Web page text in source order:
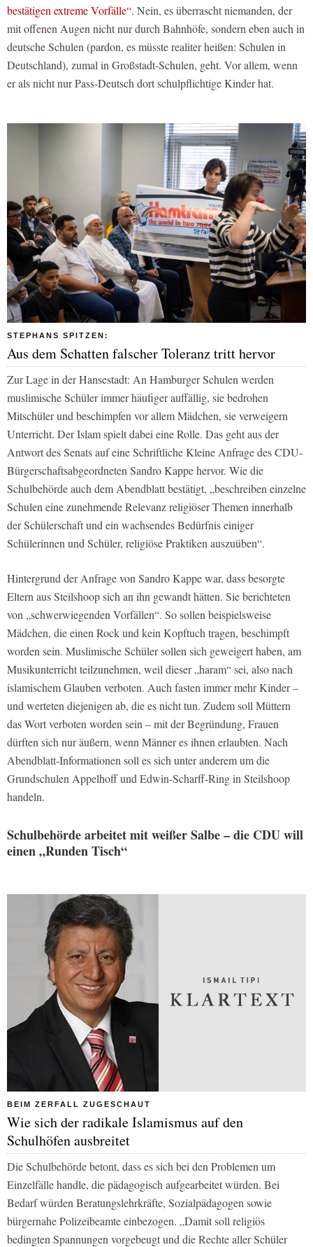
bestätigen extreme Vorfälle“. Nein, es überrascht niemanden, der
mit offenen Augen nicht nur durch Bahnhöfe, sondern eben auch in
deutsche Schulen (pardon, es müsste realiter heißen: Schulen in
Deutschland), zumal in Großstadt-Schulen, geht. Vor allem, wenn
er als nicht nur Pass-Deutsch dort schulpflichtige Kinder hat.
STEPHANS SPITZEN:
Aus dem Schatten falscher Toleranz tritt hervor
Zur Lage in der Hansestadt: An Hamburger Schulen werden
muslimische Schüler immer häufiger auffällig, sie bedrohen
Mitschüler und beschimpfen vor allem Mädchen, sie verweigern
Unterricht. Der Islam spielt dabei eine Rolle. Das geht aus der
Antwort des Senats auf eine Schriftliche Kleine Anfrage des CDU-
Bürgerschaftsabgeordneten Sandro Kappe hervor. Wie die
Schulbehörde auch dem Abendblatt bestätigt, „beschreiben einzelne
Schulen eine zunehmende Relevanz religiöser Themen innerhalb
der Schülerschaft und ein wachsendes Bedürfnis einiger
Schülerinnen und Schüler, religiöse Praktiken auszuüben“.
Hintergrund der Anfrage von Sandro Kappe war, dass besorgte
Eltern aus Steilshoop sich an ihn gewandt hätten. Sie berichteten
von „schwerwiegenden Vorfällen“. So sollen beispielsweise
Mädchen, die einen Rock und kein Kopftuch tragen, beschimpft
worden sein. Muslimische Schüler sollen sich geweigert haben, am
Musikunterricht teilzunehmen, weil dieser „haram“ sei, also nach
islamischem Glauben verboten. Auch fasten immer mehr Kinder –
und werteten diejenigen ab, die es nicht tun. Zudem soll Müttern
das Wort verboten worden sein – mit der Begründung, Frauen
dürften sich nur äußern, wenn Männer es ihnen erlaubten. Nach
Abendblatt-Informationen soll es sich unter anderem um die
Grundschulen Appelhoff und Edwin-Scharff-Ring in Steilshoop
handeln.
Schulbehörde arbeitet mit weißer Salbe – die CDU will
einen „Runden Tisch“
BEIM ZERFALL ZUGESCHAUT
Wie sich der radikale Islamismus auf den
Schulhöfen ausbreitet
Die Schulbehörde betont, dass es sich bei den Problemen um
Einzelfälle handle, die pädagogisch aufgearbeitet würden. Bei
Bedarf würden Beratungslehrkräfte, Sozialpädagogen sowie
bürgernahe Polizeibeamte einbezogen. „Damit soll religiös
bedingten Spannungen vorgebeugt und die Rechte aller Schüler